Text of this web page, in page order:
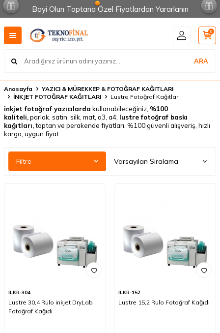
Bayi Olun Toptana Özel Fiyatlardan Yararlanın
ARA
0
Anasayfa
YAZICI & MÜREKKEP & FOTOĞRAF KAĞITLARI
İNKJET FOTOĞRAF KAĞITLARI
Lustre Fotoğraf Kağıtları
inkjet fotoğraf yazıcılarda kullanabileceğiniz, %100
kaliteli,parlak, satin, silk, mat, a3, a4, lustre fotoğraf baskı
kağıtları,toptan ve perakende fiyatları. %100 güvenli alışveriş, hızlı
kargo, uygun fiyat.
Filtre
ILKR-304
Lustre 30,4 Rulo inkjet DryLab
Fotoğraf Kağıdı
ILKR-152
Lustre 15,2 Rulo Fotoğraf Kağıdı